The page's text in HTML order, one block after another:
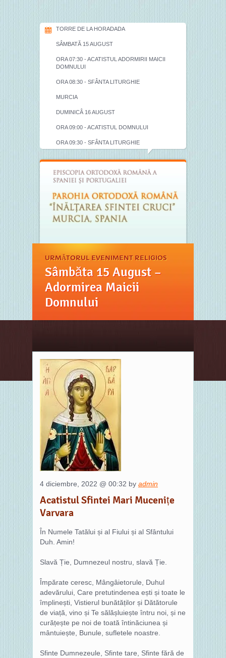
TORRE DE LA HORADADA
SÂMBATĂ 15 AUGUST
ORA 07:30 - ACATISTUL ADORMIRII MAICII
DOMNULUI
ORA 08:30 - SFÂNTA LITURGHIE
MURCIA
DUMINICÂ 16 AUGUST
ORA 09:00 - ACATISTUL DOMNULUI
ORA 09:30 - SFÂNTA LITURGHIE
URMĂTORUL EVENIMENT RELIGIOS
Sâmbăta 15 August –
Adormirea Maicii
Domnului
4 diciembre, 2022 @ 00:32 by admin
Acatistul Sfintei Mari Mucenițe
Varvara
În Numele Tatălui și al Fiului și al Sfântului
Duh. Amin!
Slavă Ție, Dumnezeul nostru, slavă Ție.
Împărate ceresc, Mângâietorule, Duhul
adevărului, Care pretutindenea ești și toate le
împlinești, Vistierul bunătăților și Dătătorule
de viață, vino și Te sălășluiește întru noi, și ne
curățește pe noi de toată întinăciunea și
mântuiește, Bunule, sufletele noastre.
Sfinte Dumnezeule, Sfinte tare, Sfinte fără de